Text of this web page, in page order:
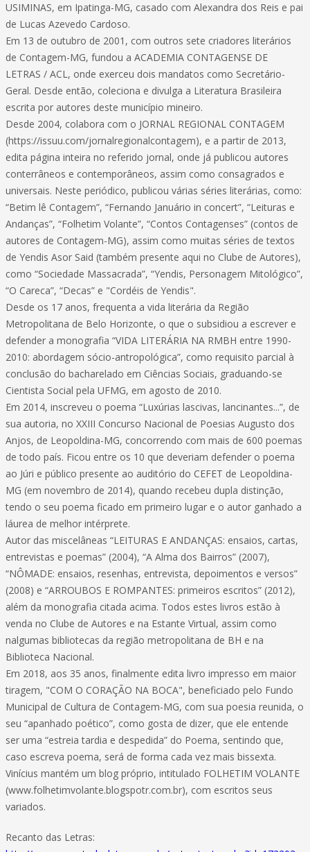
USIMINAS, em Ipatinga-MG, casado com Alexandra dos Reis e pai
de Lucas Azevedo Cardoso.
Em 13 de outubro de 2001, com outros sete criadores literários
de Contagem-MG, fundou a ACADEMIA CONTAGENSE DE
LETRAS / ACL, onde exerceu dois mandatos como Secretário-
Geral. Desde então, coleciona e divulga a Literatura Brasileira
escrita por autores deste município mineiro.
Desde 2004, colabora com o JORNAL REGIONAL CONTAGEM
(https://issuu.com/jornalregionalcontagem), e a partir de 2013,
edita página inteira no referido jornal, onde já publicou autores
conterrâneos e contemporâneos, assim como consagrados e
universais. Neste periódico, publicou várias séries literárias, como:
“Betim lê Contagem”, “Fernando Januário in concert”, “Leituras e
Andanças”, “Folhetim Volante”, “Contos Contagenses” (contos de
autores de Contagem-MG), assim como muitas séries de textos
de Yendis Asor Said (também presente aqui no Clube de Autores),
como “Sociedade Massacrada”, “Yendis, Personagem Mitológico”,
“O Careca”, “Decas” e "Cordéis de Yendis".
Desde os 17 anos, frequenta a vida literária da Região
Metropolitana de Belo Horizonte, o que o subsidiou a escrever e
defender a monografia “VIDA LITERÁRIA NA RMBH entre 1990-
2010: abordagem sócio-antropológica”, como requisito parcial à
conclusão do bacharelado em Ciências Sociais, graduando-se
Cientista Social pela UFMG, em agosto de 2010.
Em 2014, inscreveu o poema “Luxúrias lascivas, lancinantes...”, de
sua autoria, no XXIII Concurso Nacional de Poesias Augusto dos
Anjos, de Leopoldina-MG, concorrendo com mais de 600 poemas
de todo país. Ficou entre os 10 que deveriam defender o poema
ao Júri e público presente ao auditório do CEFET de Leopoldina-
MG (em novembro de 2014), quando recebeu dupla distinção,
tendo o seu poema ficado em primeiro lugar e o autor ganhado a
láurea de melhor intérprete.
Autor das miscelâneas “LEITURAS E ANDANÇAS: ensaios, cartas,
entrevistas e poemas” (2004), “A Alma dos Bairros” (2007),
“NÔMADE: ensaios, resenhas, entrevista, depoimentos e versos”
(2008) e “ARROUBOS E ROMPANTES: primeiros escritos” (2012),
além da monografia citada acima. Todos estes livros estão à
venda no Clube de Autores e na Estante Virtual, assim como
nalgumas bibliotecas da região metropolitana de BH e na
Biblioteca Nacional.
Em 2018, aos 35 anos, finalmente edita livro impresso em maior
tiragem, "COM O CORAÇÃO NA BOCA", beneficiado pelo Fundo
Municipal de Cultura de Contagem-MG, com sua poesia reunida, o
seu “apanhado poético”, como gosta de dizer, que ele entende
ser uma “estreia tardia e despedida” do Poema, sentindo que,
caso escreva poema, será de forma cada vez mais bissexta.
Vinícius mantém um blog próprio, intitulado FOLHETIM VOLANTE
(www.folhetimvolante.blogspotr.com.br), com escritos seus
variados.
Recanto das Letras: